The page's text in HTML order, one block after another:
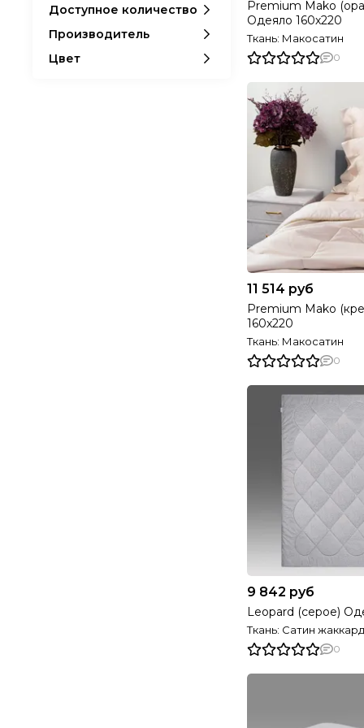
Premium Mako
Одеяло 160х220
Ткань: Макосатин
0
11 514 руб
Premium Mako
160х220
Ткань: Макосатин
0
9 842 руб
Leopard (серое)
Ткань: Сатин жаккард
0
50% тенсель, 50%
искусственный
Тенсел 80% Вискоза
2
Доступное количество
Производитель
Цвет